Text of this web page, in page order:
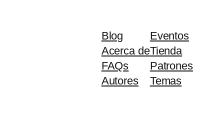
Blog
Acerca de
FAQs
Autores
Eventos
Tienda
Patrones
Temas